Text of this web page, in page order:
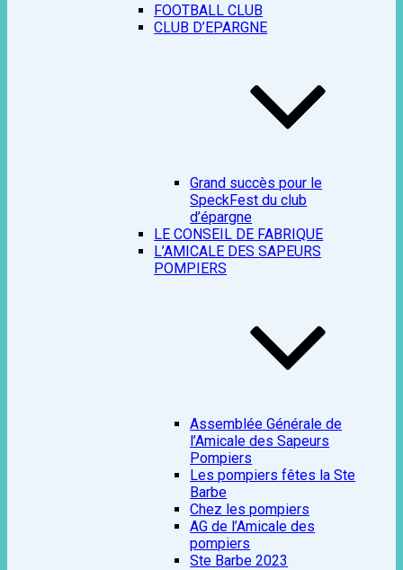
FOOTBALL CLUB
CLUB D’EPARGNE
Grand succès pour le
SpeckFest du club
d’épargne
LE CONSEIL DE FABRIQUE
L’AMICALE DES SAPEURS
POMPIERS
Assemblée Générale de
l’Amicale des Sapeurs
Pompiers
Les pompiers fêtes la Ste
Barbe
Chez les pompiers
AG de l’Amicale des
pompiers
Ste Barbe 2023